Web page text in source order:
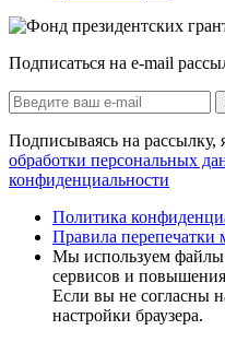
Подписаться на e-mail
Подписываясь на рассылку,
обработки персональных
конфиденциальности
Политика
Правила перепечатки
Мы используем файлы
сервисов и
Если вы не согласны
настройки браузера.